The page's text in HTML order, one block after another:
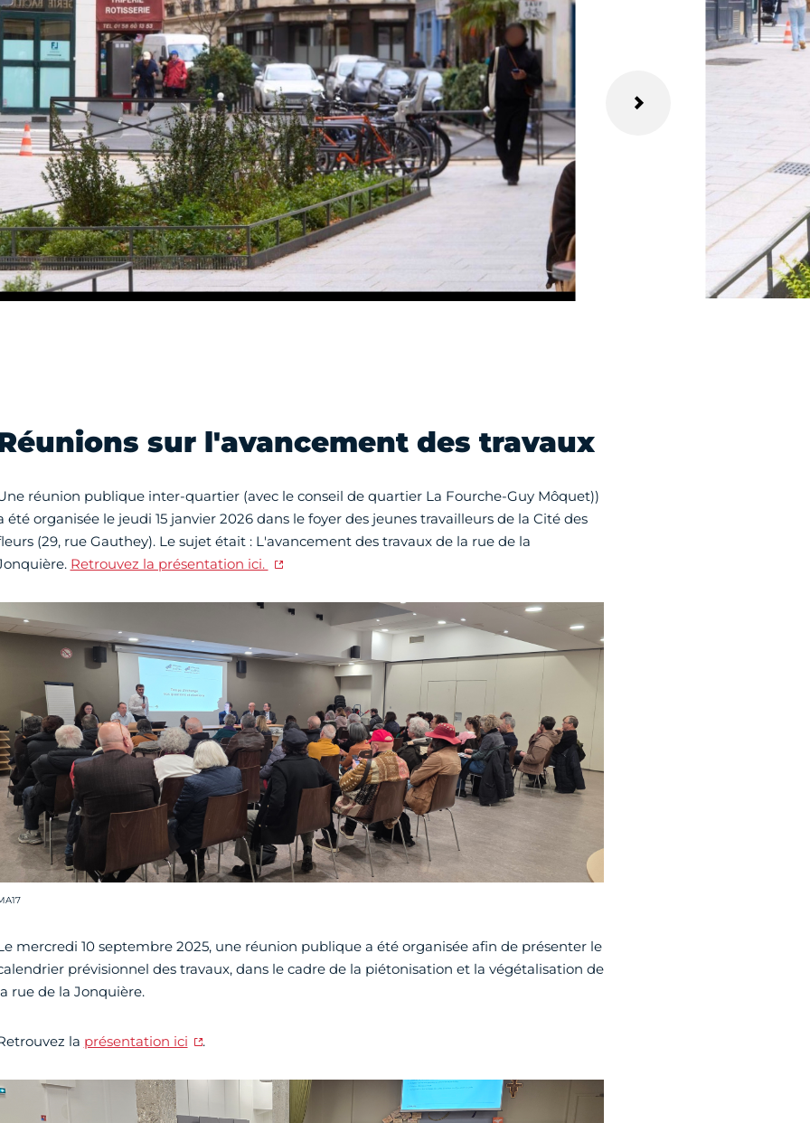
sur l'avancement des travaux
réunion publique inter-quartier (avec le conseil de quartier La Fourche-Guy Môquet))
été organisée le jeudi 15 janvier 2026 dans le foyer des jeunes travailleurs de la Cité des
(29, rue Gauthey). Le sujet était : L'avancement des travaux de la rue de la
Retrouvez la présentation ici.
photo :
mercredi 10 septembre 2025, une réunion publique a été organisée afin de présenter le
prévisionnel des travaux, dans le cadre de la piétonisation et la végétalisation de
rue de la Jonquière.
la présentation ici .